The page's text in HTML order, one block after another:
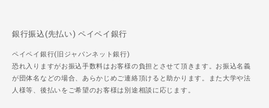
銀行振込(先払い) ペイペイ銀行
ペイペイ銀行(旧ジャパンネット銀行)
恐れ入りますがお振込手数料はお客様の負担とさせて頂きます。お振込名義
が団体名などの場合、あらかじめご連絡頂けると助かります。また大学や法
人様等、後払いをご希望のお客様は別途相談に応じます。